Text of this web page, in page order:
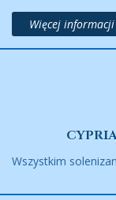
Więcej informacji
Wszystkim